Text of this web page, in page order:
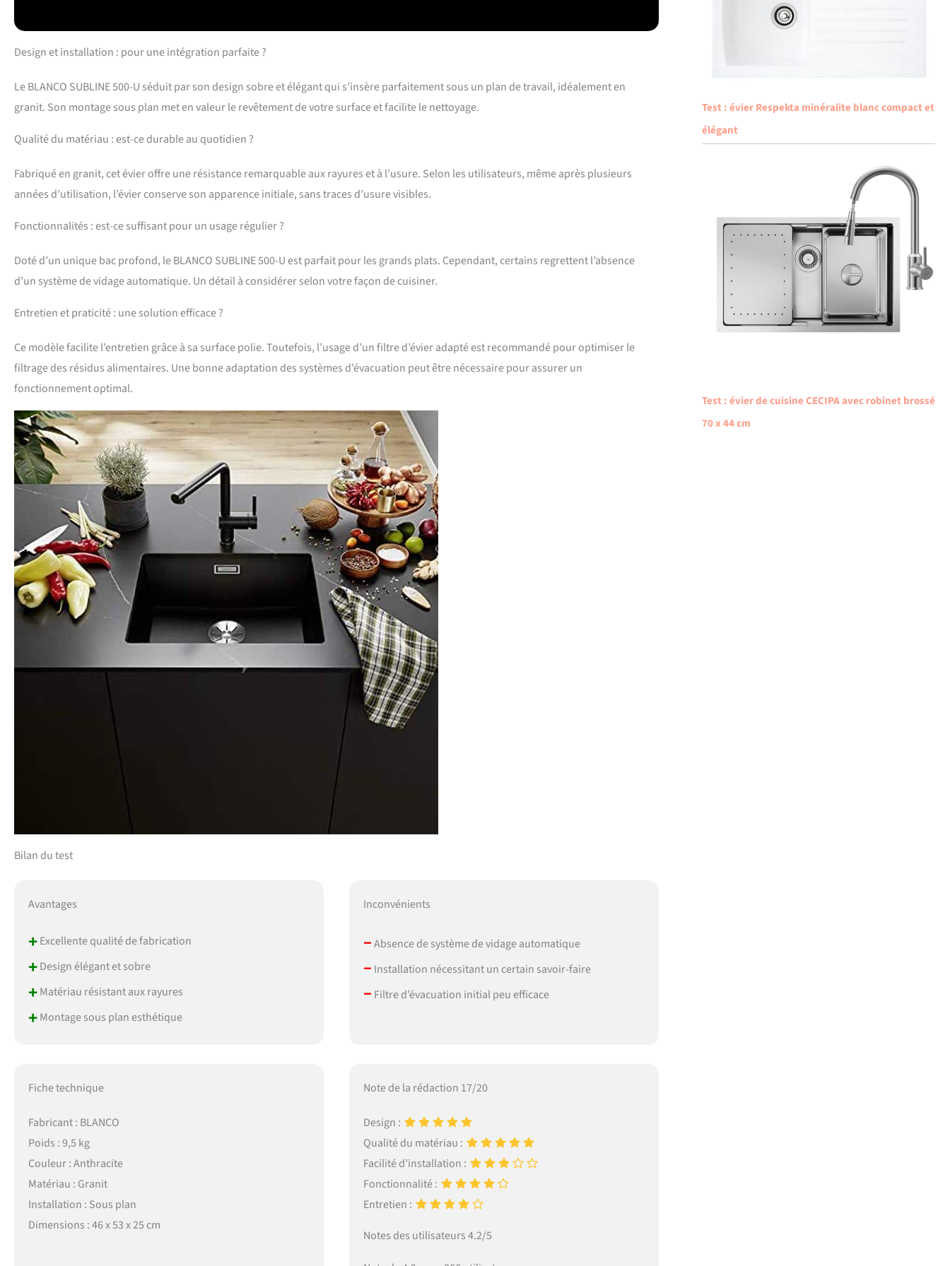
Design et installation : pour une intégration parfaite ?
Le BLANCO SUBLINE 500-U séduit par son design sobre et élégant qui s’insère parfaitement sous un plan de travail, idéalement en
granit. Son montage sous plan met en valeur le revêtement de votre surface et facilite le nettoyage.
Qualité du matériau : est-ce durable au quotidien ?
Fabriqué en granit, cet évier offre une résistance remarquable aux rayures et à l’usure. Selon les utilisateurs, même après plusieurs
années d’utilisation, l’évier conserve son apparence initiale, sans traces d’usure visibles.
Fonctionnalités : est-ce suffisant pour un usage régulier ?
Doté d’un unique bac profond, le BLANCO SUBLINE 500-U est parfait pour les grands plats. Cependant, certains regrettent l’absence
d’un système de vidage automatique. Un détail à considérer selon votre façon de cuisiner.
Entretien et praticité : une solution efficace ?
Ce modèle facilite l’entretien grâce à sa surface polie. Toutefois, l’usage d’un filtre d’évier adapté est recommandé pour optimiser le
filtrage des résidus alimentaires. Une bonne adaptation des systèmes d’évacuation peut être nécessaire pour assurer un
fonctionnement optimal.
Bilan du test
Avantages
+Excellente qualité de fabrication
+Design élégant et sobre
+Matériau résistant aux rayures
+Montage sous plan esthétique
Inconvénients
–Absence de système de vidage automatique
– Installation nécessitant un certain savoir-faire
– Filtre d’évacuation initial peu efficace
Fiche technique
Fabricant : BLANCO
Poids : 9,5 kg
Couleur : Anthracite
Matériau : Granit
Installation : Sous plan
Dimensions : 46 x 53 x 25 cm
Note de la rédaction 17/20
Design :
Qualité du matériau :
Facilité d’installation :
Fonctionnalité :
Entretien :
Notes des utilisateurs 4.2/5
Test : évier Respekta minéralite blanc compact et
élégant
Test : évier de cuisine CECIPA avec robinet brossé
70 x 44 cm